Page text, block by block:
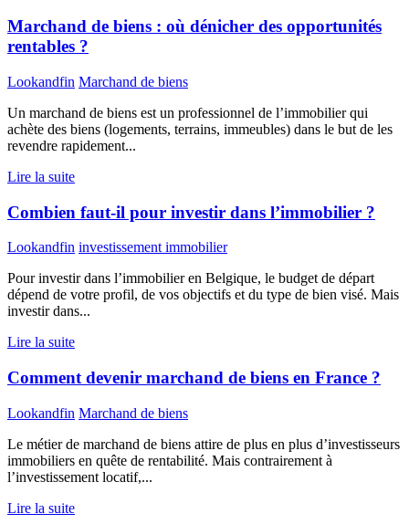
Marchand de biens : où dénicher des opportunités
rentables ?
Lookandfin Marchand de biens
Un marchand de biens est un professionnel de l’immobilier qui
achète des biens (logements, terrains, immeubles) dans le but de les
revendre rapidement...
Lire la suite
Combien faut-il pour investir dans l’immobilier ?
Lookandfin investissement immobilier
Pour investir dans l’immobilier en Belgique, le budget de départ
dépend de votre profil, de vos objectifs et du type de bien visé. Mais
investir dans...
Lire la suite
Comment devenir marchand de biens en France ?
Lookandfin Marchand de biens
Le métier de marchand de biens attire de plus en plus d’investisseurs
immobiliers en quête de rentabilité. Mais contrairement à
l’investissement locatif,...
Lire la suite